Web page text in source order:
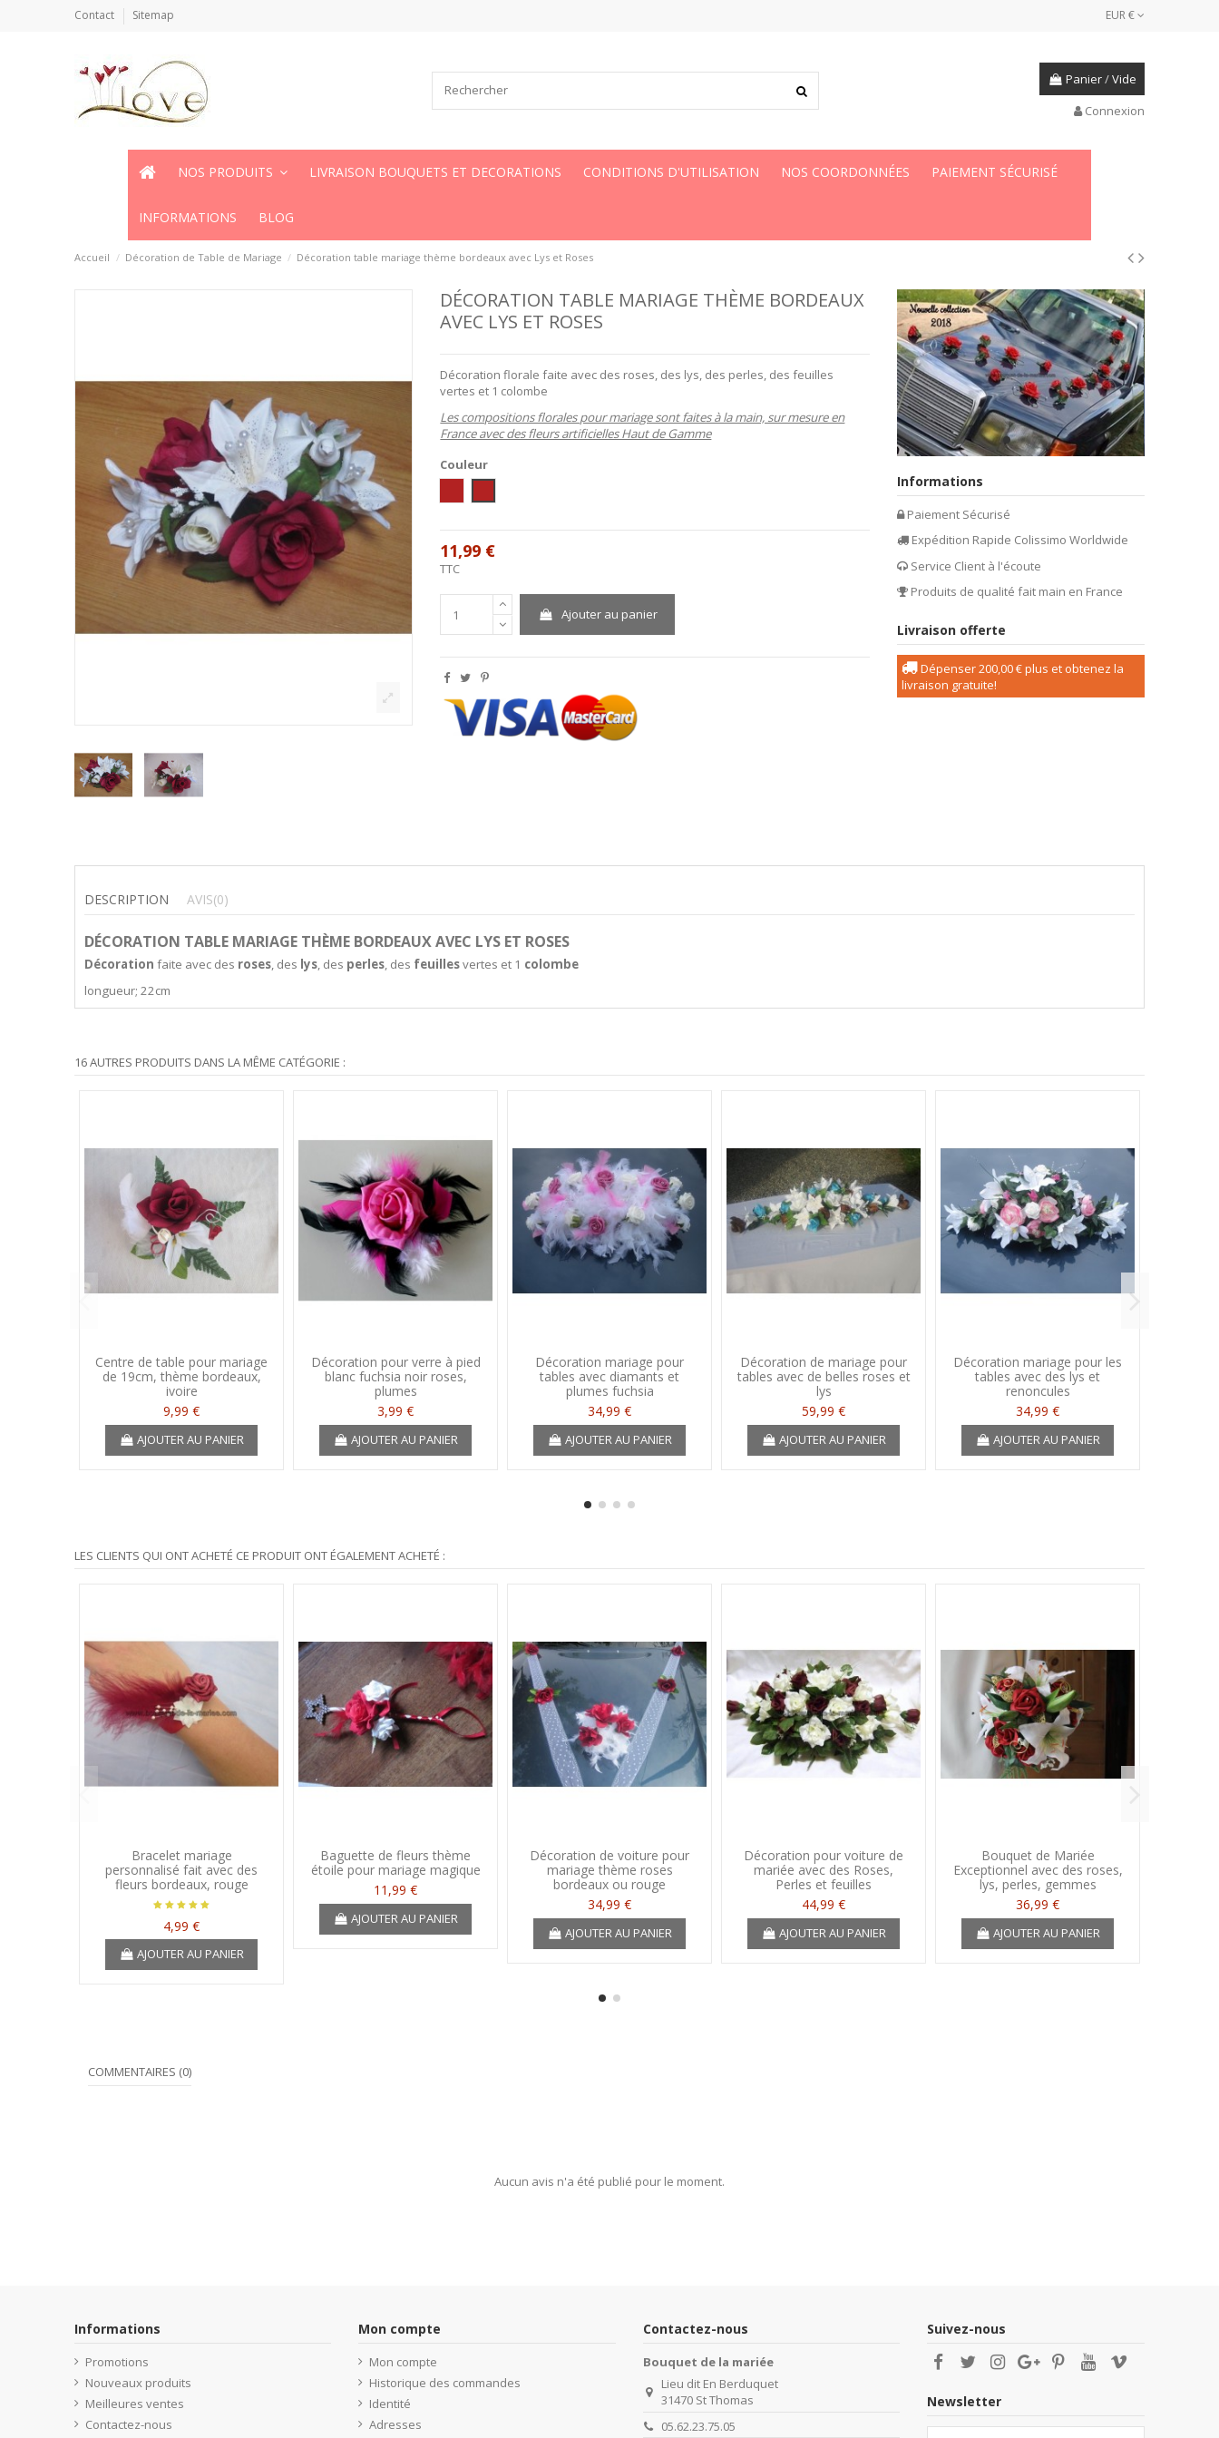
Contact Sitemap EUR €
Panier/Vide
Connexion
NOS PRODUITS LIVRAISON BOUQUETS ET DECORATIONS CONDITIONS D'UTILISATION NOS COORDONNÉES PAIEMENT SÉCURISÉ
INFORMATIONS BLOG
Accueil Décoration de Table de Mariage Décoration table mariage thème bordeaux avec Lys et Roses
DÉCORATION TABLE MARIAGE THÈME BORDEAUX
AVEC LYS ET ROSES
Décoration florale faite avec des roses, des lys, des perles, des feuilles
vertes et 1 colombe
Les compositions florales pour mariage sont faites à la main, sur mesure en
France avec des fleurs artificielles Haut de Gamme
Couleur
11,99 €
TTC
Ajouter au panier
Informations
Paiement Sécurisé
Expédition Rapide Colissimo Worldwide
Service Client à l'écoute
Produits de qualité fait main en France
Livraison offerte
Dépenser200,00 €plus et obtenez la
livraison gratuite!
DESCRIPTION AVIS(0)
DÉCORATION TABLE MARIAGE THÈME BORDEAUX AVEC LYS ET ROSES
Décoration faite avec des roses, des lys, des perles, des feuillesvertes et 1 colombe
longueur; 22cm
16 AUTRES PRODUITS DANS LA MÊME CATÉGORIE :
Centre de table pour mariage
de 19cm, thème bordeaux,
ivoire
9,99 €
AJOUTER AU PANIER
Décoration pour verre à pied
blanc fuchsia noir roses,
plumes
3,99 €
AJOUTER AU PANIER
Décoration mariage pour
tables avec diamants et
plumes fuchsia
34,99 €
AJOUTER AU PANIER
Décoration de mariage pour
tables avec de belles roses et
lys
59,99 €
AJOUTER AU PANIER
Décoration mariage pour les
tables avec des lys et
renoncules
34,99 €
AJOUTER AU PANIER
LES CLIENTS QUI ONT ACHETÉ CE PRODUIT ONT ÉGALEMENT ACHETÉ :
Bracelet mariage
personnalisé fait avec des
fleurs bordeaux, rouge
4,99 €
AJOUTER AU PANIER
Baguette de fleurs thème
étoile pour mariage magique
11,99 €
AJOUTER AU PANIER
Décoration de voiture pour
mariage thème roses
bordeaux ou rouge
34,99 €
AJOUTER AU PANIER
Décoration pour voiture de
mariée avec des Roses,
Perles et feuilles
44,99 €
AJOUTER AU PANIER
Bouquet de Mariée
Exceptionnel avec des roses,
lys, perles, gemmes
36,99 €
AJOUTER AU PANIER
COMMENTAIRES (0)
Aucun avis n'a été publié pour le moment.
Informations
Promotions
Nouveaux produits
Meilleures ventes
Contactez-nous
Mon compte
Mon compte
Historique des commandes
Identité
Adresses
Contactez-nous
Bouquet de la mariée
Lieu dit En Berduquet
31470 St Thomas
05.62.23.75.05
Suivez-nous
Newsletter